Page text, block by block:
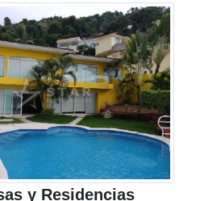
y Residencias